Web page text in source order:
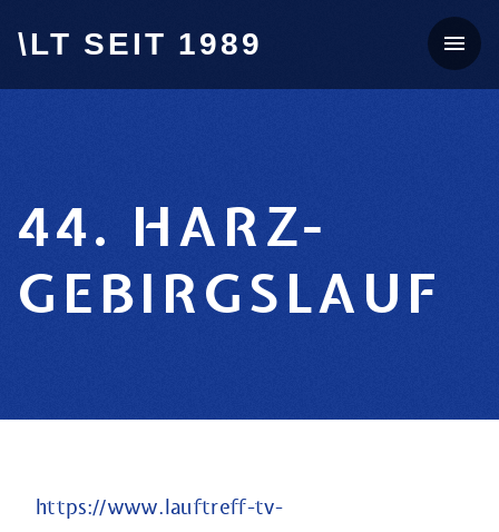
\LT SEIT 1989
44. HARZ-
GEBIRGSLAUF
https://www.lauftreff-tv-